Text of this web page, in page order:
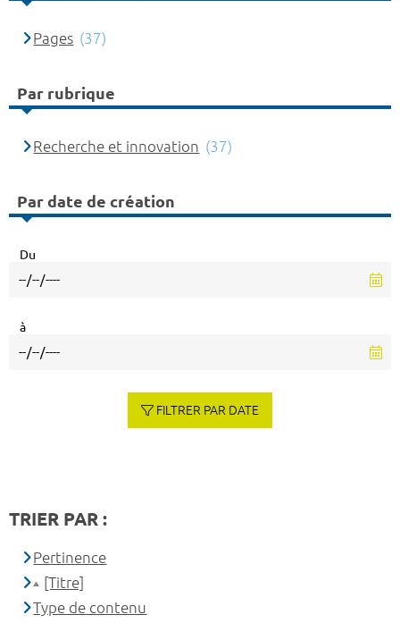
Pages (37)
Par rubrique
Recherche et innovation (37)
Par date de création
Du
à
FILTRER PAR DATE
TRIER PAR :
Pertinence
[Titre]
Type de contenu